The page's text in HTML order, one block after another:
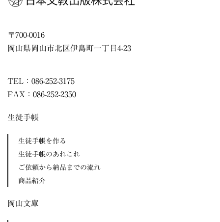
〒700-0016
岡山県 岡山市北区伊島町一丁目4-23
TEL：086-252-3175
FAX：086-252-2350
生徒手帳
生徒手帳を作る
生徒手帳のあれこれ
ご依頼から納品までの流れ
商品紹介
岡山文庫